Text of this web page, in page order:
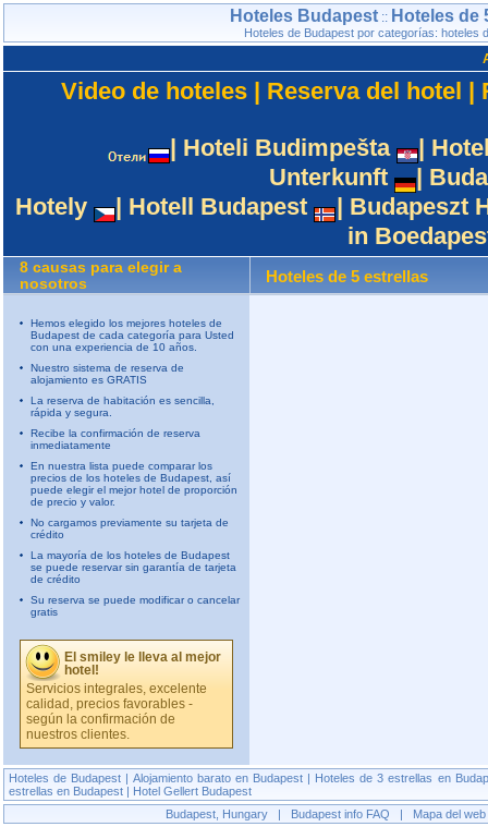
Hoteles Budapest :: Hoteles de
Hoteles de Budapest por categorías: hoteles
Video de hoteles | Reserva del hotel |
| Hoteli Budimpešta |
Unterkunft
|
Hotely
| Hotell Budapest | Budapeszt
in
8 causas para elegir a
nosotros
Hoteles de 5 estrellas
Hemos elegido los mejores hoteles de
Budapest de cada categoría para Usted
con una experiencia de 10 años.
Nuestro sistema de reserva de
alojamiento es GRATIS
La reserva de habitación es sencilla,
rápida y segura.
Recibe la confirmación de reserva
inmediatamente
En nuestra lista puede comparar los
precios de los hoteles de Budapest, así
puede elegir el mejor hotel de proporción
de precio y valor.
No cargamos previamente su tarjeta de
crédito
La mayoría de los hoteles de Budapest
se puede reservar sin garantía de tarjeta
de crédito
Su reserva se puede modificar o cancelar
gratis
El smiley le lleva al mejor
hotel!
Servicios integrales, excelente
calidad, precios favorables -
según la confirmación de
nuestros clientes.
Hoteles de Budapest | Alojamiento barato en Budapest| Hoteles de 3 estrellas en
estrellas en Budapest | Hotel Gellert Budapest
Budapest, Hungary| Budapest info FAQ | Mapa del